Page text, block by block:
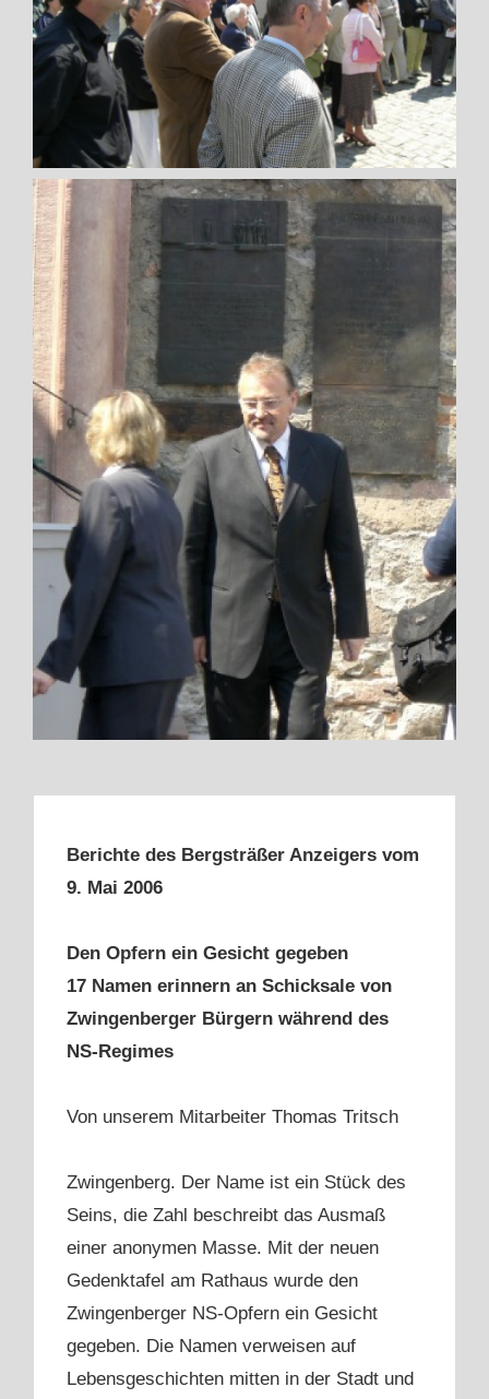
Berichte des Bergsträßer Anzeigers vom
9. Mai 2006
Den Opfern ein Gesicht gegeben
17 Namen erinnern an Schicksale von
Zwingenberger Bürgern während des
NS-Regimes
Von unserem Mitarbeiter Thomas Tritsch
Zwingenberg. Der Name ist ein Stück des
Seins, die Zahl beschreibt das Ausmaß
einer anonymen Masse. Mit der neuen
Gedenktafel am Rathaus wurde den
Zwingenberger NS-Opfern ein Gesicht
gegeben. Die Namen verweisen auf
Lebensgeschichten mitten in der Stadt und